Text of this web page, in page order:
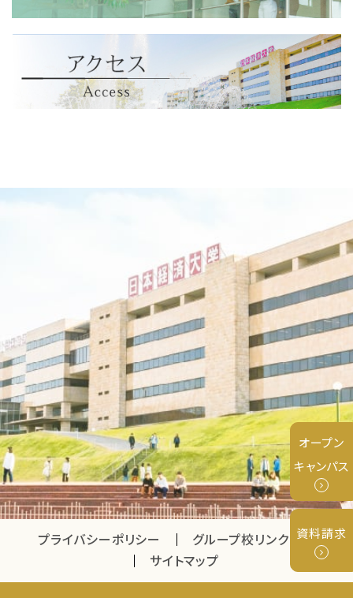
オープン
キャンパス
資料請求
プライバシーポリシー
グループ校リンク
サイトマップ